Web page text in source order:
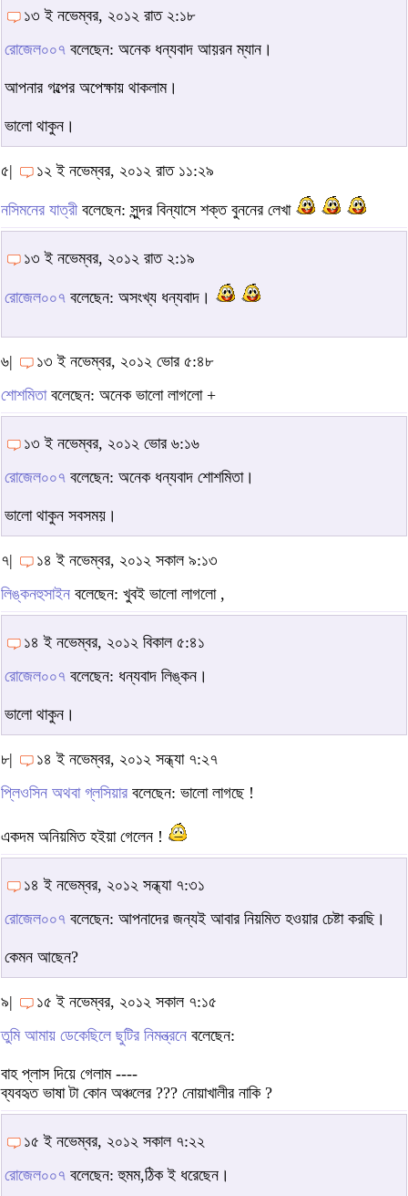
১৩ ই নভেম্বর, ২০১২ রাত ২:১৮
রোজেল০০৭ বলেছেন: অনেক ধন্যবাদ আয়রন ম্যান।
আপনার গল্পের অপেক্ষায় থাকলাম।
ভালো থাকুন।
৫| ১২ ই নভেম্বর, ২০১২ রাত ১১:২৯
নসিমনের যাত্রীবলেছেন: সুন্দর বিন্যাসে শক্ত বুননের লেখা
১৩ ই নভেম্বর, ২০১২ রাত ২:১৯
রোজেল০০৭ বলেছেন: অসংখ্য ধন্যবাদ।
৬|
১৩ ই নভেম্বর, ২০১২ ভোর ৫:৪৮
শোশমিতাবলেছেন: অনেক ভালো লাগলো +
১৩ ই নভেম্বর, ২০১২ ভোর ৬:১৬
রোজেল০০৭ বলেছেন: অনেক ধন্যবাদ শোশমিতা।
ভালো থাকুন সবসময়।
৭|
১৪ ই নভেম্বর, ২০১২ সকাল ৯:১৩
লিঙ্কনহুসাইন বলেছেন: খুবই ভালো লাগলো ,
১৪ ই নভেম্বর, ২০১২ বিকাল ৫:৪১
রোজেল০০৭ বলেছেন: ধন্যবাদ লিঙ্কন।
ভালো থাকুন।
৮|
১৪ ই নভেম্বর, ২০১২ সন্ধ্যা ৭:২৭
প্লিওসিন অথবা গ্লসিয়ার বলেছেন: ভালো লাগছে !
একদম অনিয়মিত হইয়া গেলেন !
১৪ ই নভেম্বর, ২০১২ সন্ধ্যা ৭:৩১
রোজেল০০৭ বলেছেন: আপনাদের জন্যই আবার নিয়মিত হওয়ার চেষ্টা করছি।
কেমন আছেন?
৯|
১৫ ই নভেম্বর, ২০১২ সকাল ৭:১৫
তুমি আমায় ডেকেছিলে ছুটির নিমন্ত্রনে বলেছেন:
বাহ প্লাস দিয়ে গেলাম ----
ব্যবহৃত ভাষা টা কোন অঞ্চলের ??? নোয়াখালীর নাকি ?
১৫ ই নভেম্বর, ২০১২ সকাল ৭:২২
রোজেল০০৭ বলেছেন: হুমম,ঠিক ই ধরেছেন।